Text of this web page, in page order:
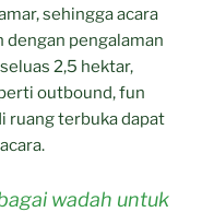
sehingga acara
pengalaman
2,5 hektar,
outbound, fun
ruang terbuka dapat
wadah untuk